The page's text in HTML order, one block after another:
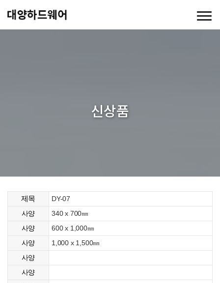
신상품
제목 DY-07
사양 340 x 700㎜
사양 600 x 1,000㎜
사양 1,000 x 1,500㎜
사양
사양